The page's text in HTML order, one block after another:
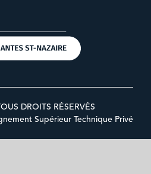
DROITS RÉSERVÉS
Supérieur Technique Privé